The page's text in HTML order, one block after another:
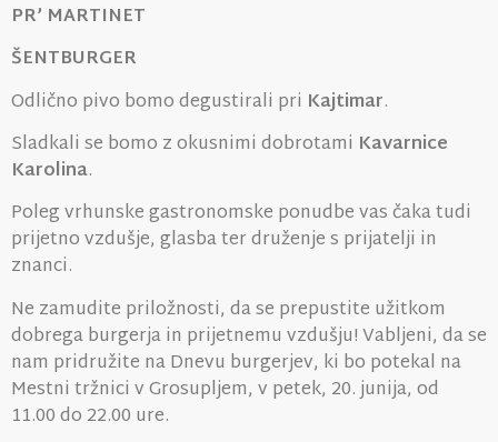
PR’ MARTINET
ŠENTBURGER
Odlično pivo bomo degustirali pri Kajtimar.
Sladkali se bomo z okusnimi dobrotami Kavarnice
Karolina.
Poleg vrhunske gastronomske ponudbe vas čaka tudi
prijetno vzdušje, glasba ter druženje s prijatelji in
znanci.
Ne zamudite priložnosti, da se prepustite užitkom
dobrega burgerja in prijetnemu vzdušju! Vabljeni, da se
nam pridružite na Dnevu burgerjev, ki bo potekal na
Mestni tržnici v Grosupljem, v petek, 20. junija, od
11.00 do 22.00 ure.